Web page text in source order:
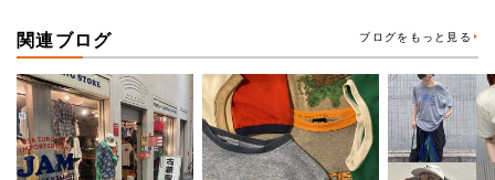
関連ブログ ブログをもっと見る